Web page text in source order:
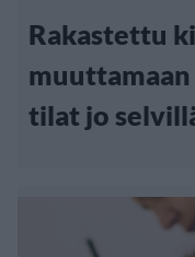
Rakastettu
muuttamaan
tilat jo